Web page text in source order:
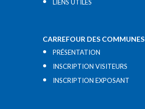
LIENS UTILES​
CARREFOUR DES COMMUNES
PRÉSENTATION
INSCRIPTION VISITEURS
INSCRIPTION EXPOSANT